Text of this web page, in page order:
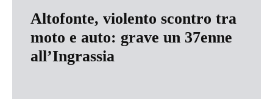
Altofonte, violento scontro tra
moto e auto: grave un 37enne
all’Ingrassia